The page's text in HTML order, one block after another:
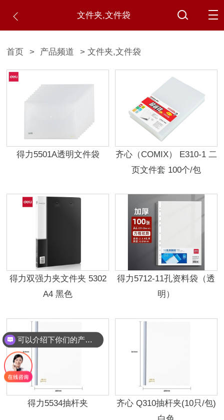
文件夹,文件袋
首页 > 产品频道 > 文件夹,文件袋
得力5501A透明文件袋
齐心（COMIX） E310-1 二
页文件套 100个/包
得力双强力夹文件夹 5302
A4 黑色
得力5712-11孔资料袋（透
明）
得力5534抽杆夹
齐心 Q310抽杆夹(10只/包)
可以介绍下你们的产品么？